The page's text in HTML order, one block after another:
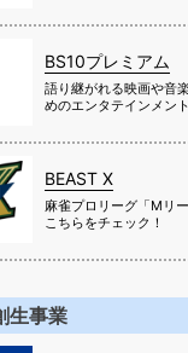
BS10プレミアム
語り継がれる映画や音
めのエンタテインメン
BEAST X
麻雀プロリーグ「Mリ
こちらをチェック！
生事業